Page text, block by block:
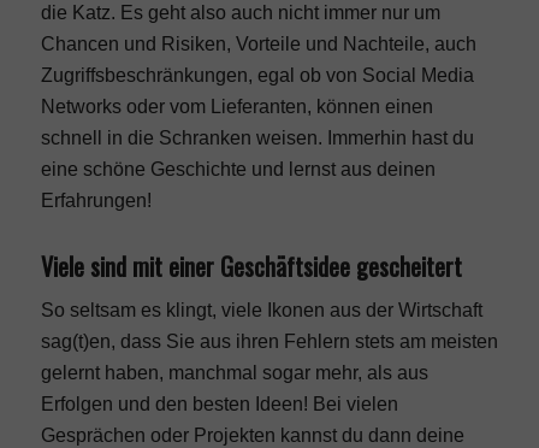
die Katz. Es geht also auch nicht immer nur um
Chancen und Risiken, Vorteile und Nachteile, auch
Zugriffsbeschränkungen, egal ob von Social Media
Networks oder vom Lieferanten, können einen
schnell in die Schranken weisen. Immerhin hast du
eine schöne Geschichte und lernst aus deinen
Erfahrungen!
Viele sind mit einer Geschäftsidee gescheitert
So seltsam es klingt, viele Ikonen aus der Wirtschaft
sag(t)en, dass Sie aus ihren Fehlern stets am meisten
gelernt haben, manchmal sogar mehr, als aus
Erfolgen und den besten Ideen! Bei vielen
Gesprächen oder Projekten kannst du dann deine